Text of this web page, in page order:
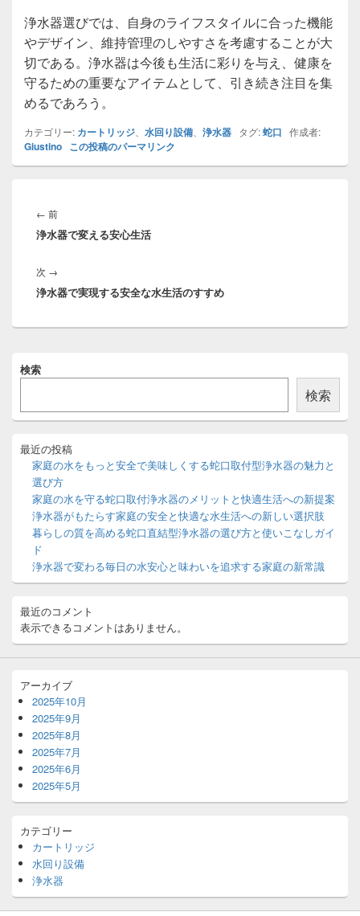
浄水器選びでは、自身のライフスタイルに合った機能
やデザイン、維持管理のしやすさを考慮することが大
切である。浄水器は今後も生活に彩りを与え、健康を
守るための重要なアイテムとして、引き続き注目を集
めるであろう。
カテゴリー: カートリッジ 水回り設備 浄水器 タグ:蛇口 作成者:
Giustino この投稿のパーマリンク
稿
ナ
ゲ
ー
シ
← 前前
の
浄水器で変える安心生活
次 →
の
稿:
浄水器で実現する安全な水生活のすすめ
イ
イ
バ
検索
検索
最近の投稿
家庭の水をもっと安全で美味しくする蛇口取付型浄水器の魅力と
選び方
家庭の水を守る蛇口取付浄水器のメリットと快適生活への新提案
浄水器がもたらす家庭の安全と快適な水生活への新しい選択肢
暮らしの質を高める蛇口直結型浄水器の選び方と使いこなしガイ
ド
浄水器で変わる毎日の水安心と味わいを追求する家庭の新常識
最近のコメント
表示できるコメントはありません。
アーカイブ
2025年10月
2025年9月
2025年8月
2025年7月
2025年6月
2025年5月
カテゴリー
カートリッジ
水回り設備
浄水器